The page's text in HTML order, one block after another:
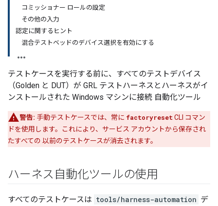
コミッショナー ロールの設定
その他の入力
認定に関するヒント
混合テストベッドのデバイス選択を有効にする
テストケースを実行する前に、すべてのテストデバイス
（Golden と DUT）が GRL テストハーネスとハーネスがイ
ンストールされた Windows マシンに接続 自動化ツール
警告: 手動テストケースでは、常に factoryreset CLI コマン
ドを使用します。これにより、サービス アカウントから保存され
たすべての 以前のテストケースが消去されます。
ハーネス自動化ツールの使用
すべてのテストケースは tools/harness-automation デ